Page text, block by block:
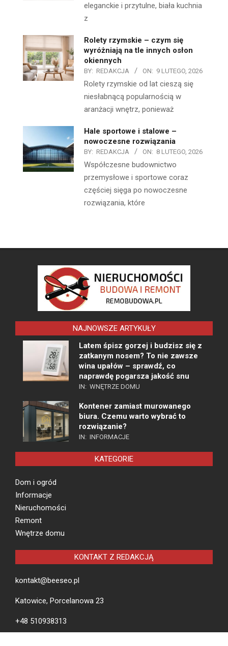
eleganckie i przytulne, biała kuchnia
z
Rolety rzymskie – czym się
wyróżniają na tle innych osłon
okiennych
BY: REDAKCJA ON: 9 LUTEGO, 2026
Rolety rzymskie od lat cieszą się
niesłabnącą popularnością w
aranżacji wnętrz, ponieważ
Hale sportowe i stalowe –
nowoczesne rozwiązania
BY: REDAKCJA ON: 8 LUTEGO, 2026
Współczesne budownictwo
przemysłowe i sportowe coraz
częściej sięga po nowoczesne
rozwiązania, które
NAJNOWSZE ARTYKUŁY
Latem śpisz gorzej i budzisz się z
zatkanym nosem? To nie zawsze
wina upałów – sprawdź, co
naprawdę pogarsza jakość snu
IN: WNĘTRZE DOMU
Kontener zamiast murowanego
biura. Czemu warto wybrać to
rozwiązanie?
IN: INFORMACJE
KATEGORIE
Dom i ogród
Informacje
Nieruchomości
Remont
Wnętrze domu
KONTAKT Z REDAKCJĄ
kontakt@beeseo.pl
Katowice, Porcelanowa 23
+48 510938313